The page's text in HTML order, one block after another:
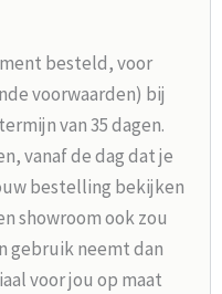
besteld, voor
voorwaarden) bij
van 35 dagen.
vanaf de dag dat je
bestelling bekijken
showroom ook zou
gebruik neemt dan
voor jou op maat